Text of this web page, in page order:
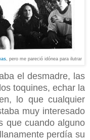
, pero me pareció idónea para ilutrar
el desmadre, las
toquines, echar la
lo que cualquier
muy interesado
que cuando alguno
perdía su